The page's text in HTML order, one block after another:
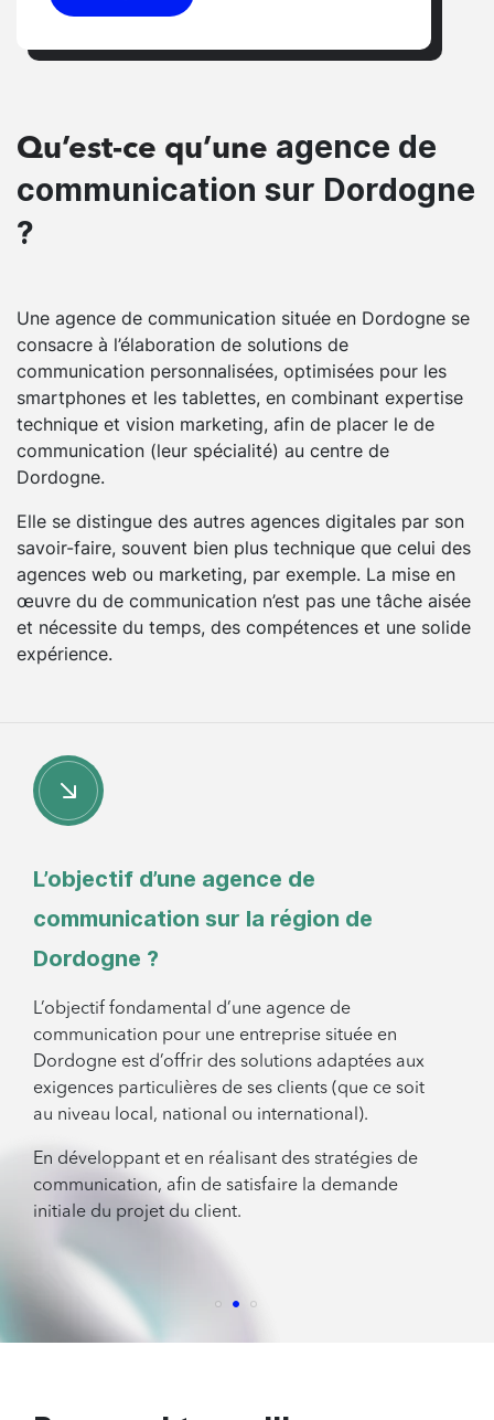
Qu’est-ce qu’une agence de
communication sur Dordogne
?
Une agence de communication située en Dordogne se
consacre à l’élaboration de solutions de
communication personnalisées, optimisées pour les
smartphones et les tablettes, en combinant expertise
technique et vision marketing, afin de placer le de
communication (leur spécialité) au centre de
Dordogne.
Elle se distingue des autres agences digitales par son
savoir-faire, souvent bien plus technique que celui des
agences web ou marketing, par exemple. La mise en
œuvre du de communication n’est pas une tâche aisée
et nécessite du temps, des compétences et une solide
expérience.
L’objectif d’une agence de
communication sur la région de
Dordogne ?
L’objectif fondamental d’une agence de
communication pour une entreprise située en
Dordogne est d’offrir des solutions adaptées aux
exigences particulières de ses clients (que ce soit
au niveau local, national ou international).
En développant et en réalisant des stratégies de
communication, afin de satisfaire la demande
initiale du projet du client.